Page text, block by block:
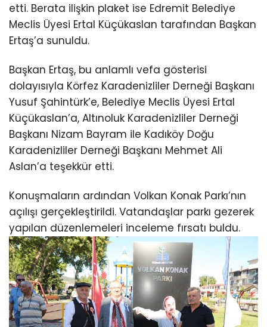
etti. Berata ilişkin plaket ise Edremit Belediye
Meclis Üyesi Ertal Küçükaslan tarafından Başkan
Ertaş’a sunuldu.
Başkan Ertaş, bu anlamlı vefa gösterisi
dolayısıyla Körfez Karadenizliler Derneği Başkanı
Yusuf Şahintürk’e, Belediye Meclis Üyesi Ertal
Küçükaslan’a, Altınoluk Karadenizliler Derneği
Başkanı Nizam Bayram ile Kadıköy Doğu
Karadenizliler Derneği Başkanı Mehmet Ali
Aslan’a teşekkür etti.
Konuşmaların ardından Volkan Konak Parkı’nın
açılışı gerçekleştirildi. Vatandaşlar parkı gezerek
yapılan düzenlemeleri inceleme fırsatı buldu.